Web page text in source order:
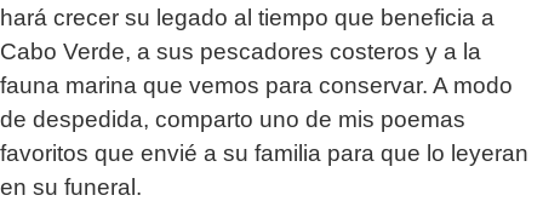
hará crecer su legado al tiempo que beneficia a
Cabo Verde, a sus pescadores costeros y a la
fauna marina que vemos para conservar. A modo
de despedida, comparto uno de mis poemas
favoritos que envié a su familia para que lo leyeran
en su funeral.